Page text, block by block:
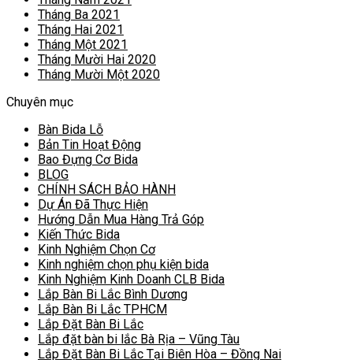
Tháng Ba 2021
Tháng Hai 2021
Tháng Một 2021
Tháng Mười Hai 2020
Tháng Mười Một 2020
Chuyên mục
Bàn Bida Lỗ
Bản Tin Hoạt Động
Bao Đựng Cơ Bida
BLOG
CHÍNH SÁCH BẢO HÀNH
Dự Án Đã Thực Hiện
Hướng Dẫn Mua Hàng Trả Góp
Kiến Thức Bida
Kinh Nghiệm Chọn Cơ
Kinh nghiệm chọn phụ kiện bida
Kinh Nghiệm Kinh Doanh CLB Bida
Lắp Bàn Bi Lắc Bình Dương
Lắp Bàn Bi Lắc TPHCM
Lắp Đặt Bàn Bi Lắc
Lắp đặt bàn bi lắc Bà Rịa – Vũng Tàu
Lắp Đặt Bàn Bi Lắc Tại Biên Hòa – Đồng Nai